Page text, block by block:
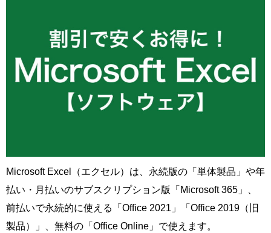
Microsoft Excel（エクセル）は、永続版の「単体製品」や年
払い・月払いのサブスクリプション版「Microsoft 365」、
前払いで永続的に使える「Office 2021」「Office 2019（旧
製品）」、無料の「Office Online」で使えます。